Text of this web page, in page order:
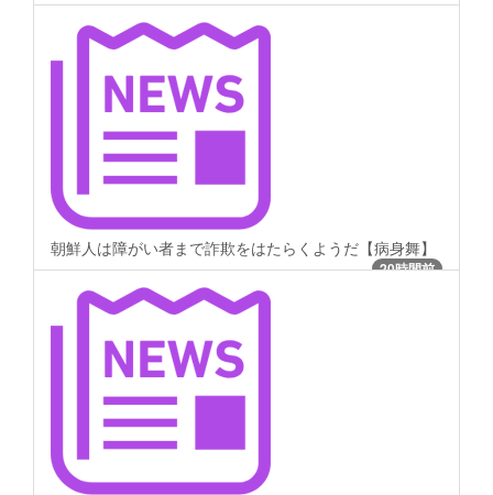
朝鮮人は障がい者まで詐欺をはたらくようだ【病身舞】
20時間前